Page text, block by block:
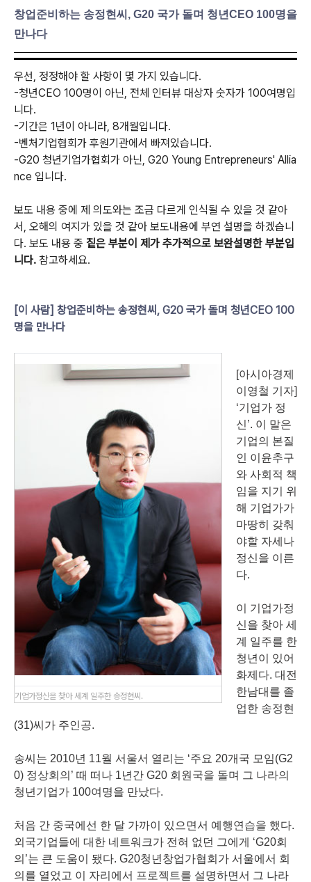
창업준비하는 송정현씨, G20 국가 돌며 청년CEO 100명을
만나다
우선, 정정해야 할 사항이 몇 가지 있습니다.
-청년CEO 100명이 아닌, 전체 인터뷰 대상자 숫자가 100여명입
니다.
-기간은 1년이 아니라, 8개월입니다.
-벤처기업협회가 후원기관에서 빠져있습니다.
-G20 청년기업가협회가 아닌, G20 Young Entrepreneurs' Allia
nce 입니다.
보도 내용 중에 제 의도와는 조금 다르게 인식될 수 있을 것 같아
서, 오해의 여지가 있을 것 같아 보도내용에 부연 설명을 하겠습니
다. 보도 내용 중 짙은 부분이 제가 추가적으로 보완설명한 부분입
니다. 참고하세요.
[이 사람] 창업준비하는 송정현씨, G20 국가 돌며 청년CEO 100
명을 만나다
기업가정신을 찾아 세계 일주한 송정현씨.
[아시아경제
이영철 기자]
‘기업가 정
신’. 이 말은
기업의 본질
인 이윤추구
와 사회적 책
임을 지기 위
해 기업가가
마땅히 갖춰
야할 자세나
정신을 이른
다.
이 기업가정
신을 찾아 세
계 일주를 한
청년이 있어
화제다. 대전
한남대를 졸
업한 송정현
(31)씨가 주인공.
송씨는 2010년 11월 서울서 열리는 ‘주요 20개국 모임(G2
0) 정상회의’ 때 떠나 1년간 G20 회원국을 돌며 그 나라의
청년기업가 100여명을 만났다.
처음 간 중국에선 한 달 가까이 있으면서 예행연습을 했다.
외국기업들에 대한 네트워크가 전혀 없던 그에게 ‘G20회
의’는 큰 도움이 됐다. G20청년창업가협회가 서울에서 회
의를 열었고 이 자리에서 프로젝트를 설명하면서 그 나라